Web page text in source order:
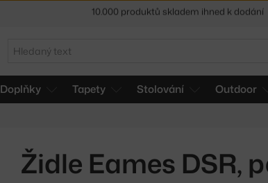
Hledat
Doplňky Tapety Stolování Outdoor
Židle Eames DSR,
Sleva 5 % pro odběratelenewsletteru